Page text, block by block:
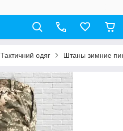
Тактичний одяг Штаны зимние